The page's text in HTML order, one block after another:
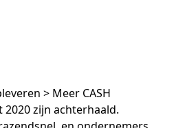
> Meer CASH
zijn achterhaald.